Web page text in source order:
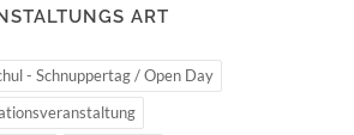
ART
- Schnuppertag / Open Day